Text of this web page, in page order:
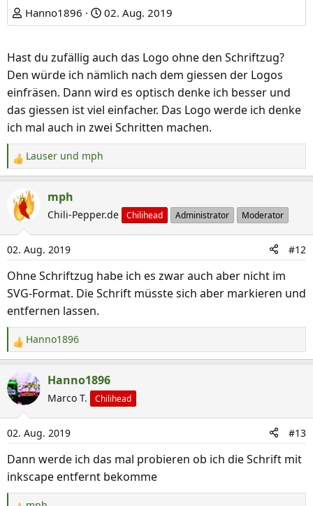
Hanno1896 02. Aug. 2019
Hast du zufällig auch das Logo ohne den Schriftzug?
Den würde ich nämlich nach dem giessen der Logos
einfräsen. Dann wird es optisch denke ich besser und
das giessen ist viel einfacher. Das Logo werde ich denke
ich mal auch in zwei Schritten machen.
R
e
a
k
i
o
n
n
:
Lauser und mph
mph
Chili-Pepper.de Chilihead Administrator Moderator
02. Aug. 2019 #12
Ohne Schriftzug habe ich es zwar auch aber nicht im
SVG-Format. Die Schrift müsste sich aber markieren und
entfernen lassen.
R
e
a
k
t
i
o
n
n
Hanno1896
Hanno1896
Marco T. Chilihead
02. Aug. 2019 #13
Dann werde ich das mal probieren ob ich die Schrift mit
inkscape entfernt bekomme